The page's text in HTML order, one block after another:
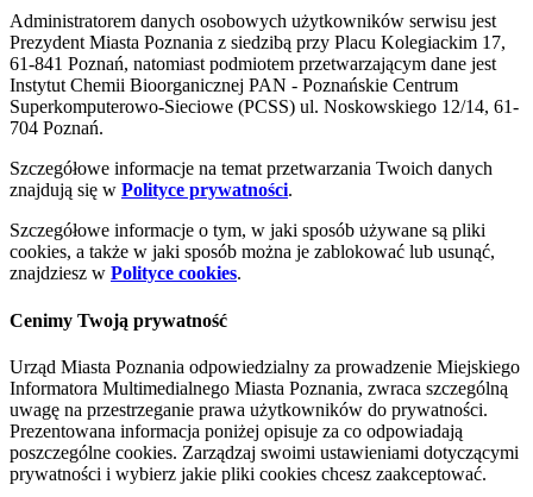
Administratorem danych osobowych użytkowników serwisu jest
Prezydent Miasta Poznania z siedzibą przy Placu Kolegiackim 17,
61-841 Poznań, natomiast podmiotem przetwarzającym dane jest
Instytut Chemii Bioorganicznej PAN - Poznańskie Centrum
Superkomputerowo-Sieciowe (PCSS) ul. Noskowskiego 12/14, 61-
704 Poznań.
Szczegółowe informacje na temat przetwarzania Twoich danych
znajdują się w Polityce prywatności.
Szczegółowe informacje o tym, w jaki sposób używane są pliki
cookies, a także w jaki sposób można je zablokować lub usunąć,
znajdziesz w Polityce cookies.
Cenimy Twoją prywatność
Urząd Miasta Poznania odpowiedzialny za prowadzenie Miejskiego
Informatora Multimedialnego Miasta Poznania, zwraca szczególną
uwagę na przestrzeganie prawa użytkowników do prywatności.
Prezentowana informacja poniżej opisuje za co odpowiadają
poszczególne cookies. Zarządzaj swoimi ustawieniami dotyczącymi
prywatności i wybierz jakie pliki cookies chcesz zaakceptować.